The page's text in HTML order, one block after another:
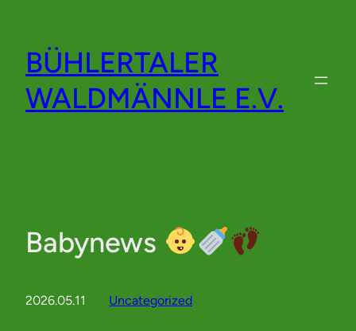
springen
BÜHLERTALER
WALDMÄNNLE E.V.
Babynews
2026.05.11 Uncategorized